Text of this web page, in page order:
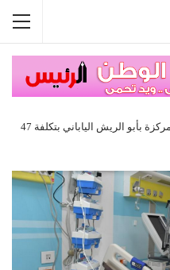
العودة إلى "وحدة جديدة للرعاية المركزة بأبو الريش الياباني بتكلفة 47